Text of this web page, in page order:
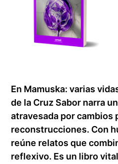
En Mamuska: varias
de la Cruz Sabor narra
atravesada por cambios
reconstrucciones. Con
reúne relatos que
reflexivo. Es un libro